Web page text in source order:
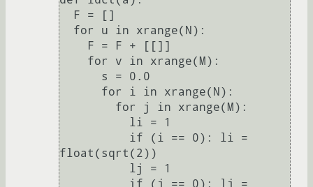
float(sqrt(2))